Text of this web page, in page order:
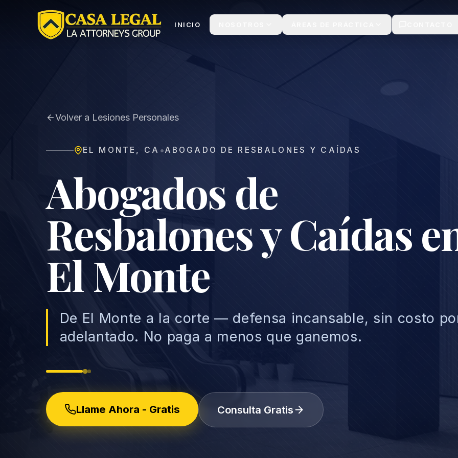
INICIO
Volver a Lesiones Personales
EL MONTE , CA •ABOGADO DE RESBALONES Y CAÍDAS
Abogados de
Resbalones y Caídas
El Monte
De El Monte a la corte — defensa incansable, sin costo
adelantado. No paga a menos que ganemos.
Llame Ahora - Gratis Consulta Gratis